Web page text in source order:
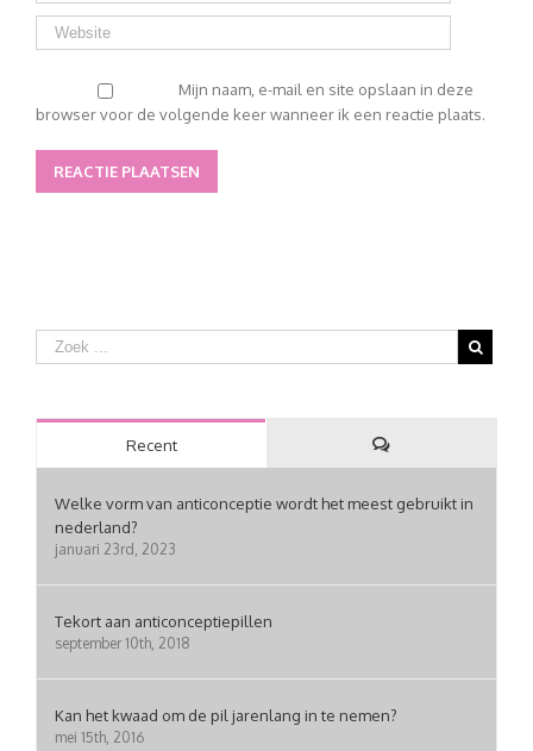
Mijn naam, e-mail en site opslaan in deze
browser voor de volgende keer wanneer ik een reactie plaats.
Recent
Welke vorm van anticonceptie wordt het meest gebruikt in
nederland?
januari 23rd, 2023
Tekort aan anticonceptiepillen
september 10th, 2018
Kan het kwaad om de pil jarenlang in te nemen?
mei 15th, 2016